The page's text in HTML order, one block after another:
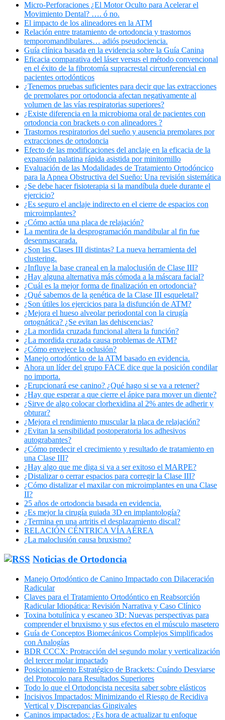
Micro-Perforaciones ¿El Motor Oculto para Acelerar el
Movimiento Dental? …. ó no.
El impacto de los alineadores en la ATM
Relación entre tratamiento de ortodoncia y trastornos
temporomandibulares… adiós pseudociencia.
Guía clínica basada en la evidencia sobre la Guía Canina
Eficacia comparativa del láser versus el método convencional
en el éxito de la fibrotomía supracrestal circunferencial en
pacientes ortodónticos
¿Tenemos pruebas suficientes para decir que las extracciones
de premolares por ortodoncia afectan negativamente al
volumen de las vías respiratorias superiores?
¿Existe diferencia en la microbioma oral de pacientes con
ortodoncia con brackets o con alineadores ?
Trastornos respiratorios del sueño y ausencia premolares por
extracciones de ortodoncia
Efecto de las modificaciones del anclaje en la eficacia de la
expansión palatina rápida asistida por minitornillo
Evaluación de las Modalidades de Tratamiento Ortodóncico
para la Apnea Obstructiva del Sueño: Una revisión sistemática
¿Se debe hacer fisioterapia si la mandíbula duele durante el
ejercicio?
¿Es seguro el anclaje indirecto en el cierre de espacios con
microimplantes?
¿Cómo actúa una placa de relajación?
La mentira de la desprogramación mandibular al fin fue
desenmascarada.
¿Son las Clases III distintas? La nueva herramienta del
clustering.
¿Influye la base craneal en la maloclusión de Clase III?
¿Hay alguna alternativa más cómoda a la máscara facial?
¿Cuál es la mejor forma de finalización en ortodoncia?
¿Qué sabemos de la genética de la Clase III esqueletal?
¿Son útiles los ejercicios para la disfunción de ATM?
¿Mejora el hueso alveolar periodontal con la cirugía
ortognática? ¿Se evitan las dehiscencias?
¿La mordida cruzada funcional altera la función?
¿La mordida cruzada causa problemas de ATM?
¿Cómo envejece la oclusión?
Manejo ortodóntico de la ATM basado en evidencia.
Ahora un líder del grupo FACE dice que la posición condilar
no importa.
¿Erupcionará ese canino? ¿Qué hago si se va a retener?
¿Hay que esperar a que cierre el ápice para mover un diente?
¿Sirve de algo colocar clorhexidina al 2% antes de adherir y
obturar?
¿Mejora el rendimiento muscular la placa de relajación?
¿Evitan la sensibilidad postoperatoria los adhesivos
autograbantes?
¿Cómo predecir el crecimiento y resultado de tratamiento en
una Clase III?
¿Hay algo que me diga si va a ser exitoso el MARPE?
¿Distalizar o cerrar espacios para corregir la Clase III?
¿Cómo distalizar el maxilar con microimplantes en una Clase
II?
25 años de ortodoncia basada en evidencia.
¿Es mejor la cirugía guiada 3D en implantología?
¿Termina en una artritis el desplazamiento discal?
RELACIÓN CÉNTRICA VÍA AÉREA
¿La maloclusión causa bruxismo?
Noticias de Ortodoncia
Manejo Ortodóntico de Canino Impactado con Dilaceración
Radicular
Claves para el Tratamiento Ortodóntico en Reabsorción
Radicular Idiopática: Revisión Narrativa y Caso Clínico
Toxina botulínica y escaneo 3D: Nuevas perspectivas para
comprender el bruxismo y sus efectos en el músculo masetero
Guía de Conceptos Biomecánicos Complejos Simplificados
con Analogías
BDR CCCX: Protracción del segundo molar y verticalización
del tercer molar impactado
Posicionamiento Estratégico de Brackets: Cuándo Desviarse
del Protocolo para Resultados Superiores
Todo lo que el Ortodoncista necesita saber sobre elásticos
Incisivos Impactados: Minimizando el Riesgo de Recidiva
Vertical y Discrepancias Gingivales
Caninos impactados: ¿Es hora de actualizar tu enfoque